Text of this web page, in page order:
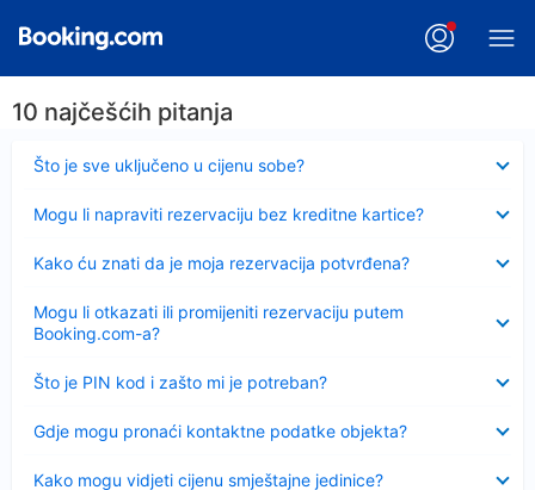
10 najčešćih pitanja
Što je sve uključeno u cijenu sobe?
Sažeto
Mogu li napraviti rezervaciju bez kreditne kartice?
Kako ću znati da je moja rezervacija potvrđena?
Mogu li otkazati ili promijeniti rezervaciju putem
Booking.com-a?
Što je PIN kod i zašto mi je potreban?
Sažeto
Gdje mogu pronaći kontaktne podatke objekta?
Kako mogu vidjeti cijenu smještajne jedinice?